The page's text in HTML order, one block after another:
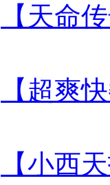
【天命
【超爽
【小西